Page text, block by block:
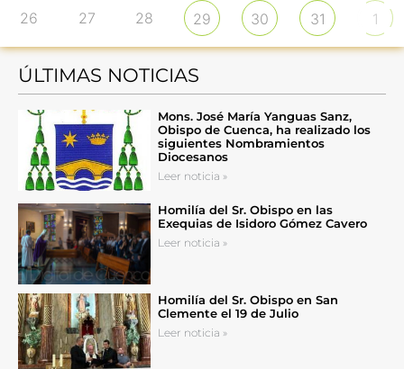
26 27 28 29 30 31 1
ÚLTIMAS NOTICIAS
Mons. José María Yanguas Sanz,
Obispo de Cuenca, ha realizado los
siguientes Nombramientos
Diocesanos
Leer noticia »
Homilía del Sr. Obispo en las
Exequias de Isidoro Gómez Cavero
Leer noticia »
Homilía del Sr. Obispo en San
Clemente el 19 de Julio
Leer noticia »